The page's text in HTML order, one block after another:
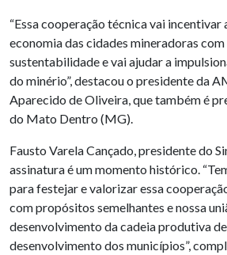
“Essa cooperação técnica vai
economia das cidades mineradoras com
sustentabilidade e vai ajudar a
do minério”, destacou o presidente da
Aparecido de Oliveira, que também é
do Mato Dentro (MG).
Fausto Varela Cançado, presidente do
assinatura é um momento histórico.
para festejar e valorizar essa
com propósitos semelhantes e nossa
desenvolvimento da cadeia produtiva
desenvolvimento dos municípios”,